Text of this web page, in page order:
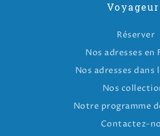
Réserver
Nos adresses en
Nos adresses dans
Nos
Notre programme
Contactez-